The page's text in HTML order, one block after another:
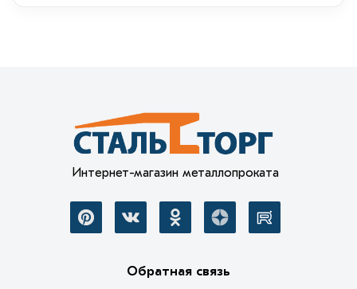
Интернет-магазин металлопроката
Обратная связь